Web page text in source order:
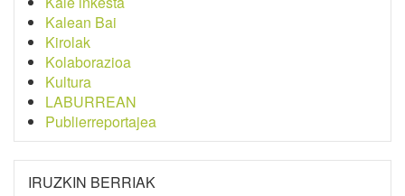
Kalean Bai
Kirolak
Kolaborazioa
Kultura
LABURREAN
Publierreportajea
IRUZKIN BERRIAK